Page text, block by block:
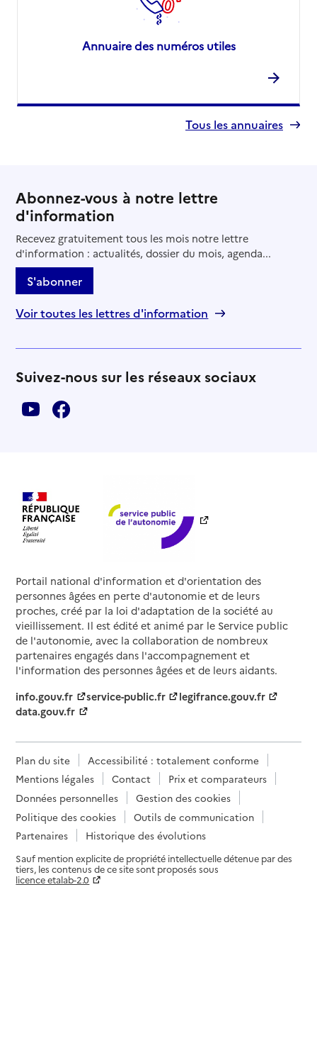
Annuaire des numéros utiles
Tous les annuaires
Abonnez-vous à notre lettre
d'information
Recevez gratuitement tous les mois notre lettre
d'information : actualités, dossier du mois, agenda...
S'abonner
Voir toutes les lettres d'information
Suivez-nous sur les réseaux sociaux
Portail national d'information et d'orientation des
personnes âgées en perte d'autonomie et de leurs
proches, créé par la loi d'adaptation de la société au
vieillissement. Il est édité et animé par le Service public
de l'autonomie, avec la collaboration de nombreux
partenaires engagés dans l'accompagnement et
l'information des personnes âgées et de leurs aidants.
info.gouv.fr
service-public.fr
legifrance.gouv.fr
data.gouv.fr
Plan du site
Accessibilité : totalement conforme
Mentions légales
Contact
Prix et comparateurs
Données personnelles
Gestion des cookies
Politique des cookies
Outils de communication
Partenaires
Historique des évolutions
Sauf mention explicite de propriété intellectuelle détenue par des
tiers, les contenus de ce site sont proposés sous
licence etalab-2.0